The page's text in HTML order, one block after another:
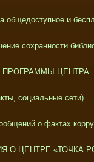
общедоступное и
сохранности
ЦЕНТРА
социальные сети)
о фактах
О ЦЕНТРЕ «ТОЧКА